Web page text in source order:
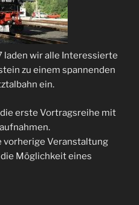
laden wir alle Interessierte
zu einem spannenden
ein.
erste Vortragsreihe mit
vorherige Veranstaltung
Möglichkeit eines